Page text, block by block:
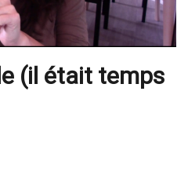
(il était temps